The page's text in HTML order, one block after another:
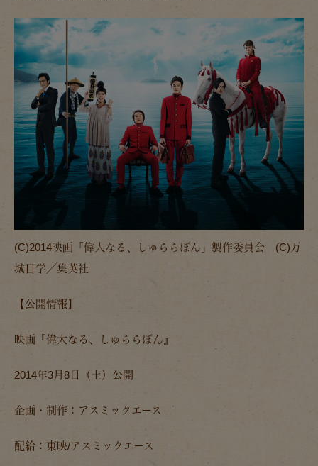
(C)2014映画「偉大なる、しゅららぼん」製作委員会 (C)万
城目学／集英社
【公開情報】
映画『偉大なる、しゅららぼん』
2014年3月8日（土）公開
企画・制作：アスミックエース
配給：東映/アスミックエース